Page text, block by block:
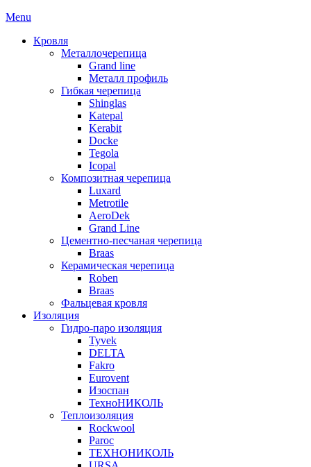
Menu
Кровля
Металлочерепица
Grand line
Металл профиль
Гибкая черепица
Shinglas
Katepal
Kerabit
Docke
Tegola
Icopal
Композитная черепица
Luxard
Metrotile
AeroDek
Grand Line
Цементно-песчаная черепица
Braas
Керамическая черепица
Roben
Braas
Фальцевая кровля
Изоляция
Гидро-паро изоляция
Tyvek
DELTA
Fakro
Eurovent
Изоспан
ТехноНИКОЛЬ
Теплоизоляция
Rockwool
Paroc
ТЕХНОНИКОЛЬ